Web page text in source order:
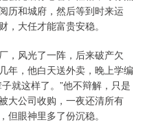
历和城府，然后等到时来运
大任才能富贵安稳。
，风光了一阵，后来破产欠
年，他白天送外卖，晚上学编
就这样了。”他不辩解，只是
大公司收购，一夜还清所有
眼神里多了份沉稳。